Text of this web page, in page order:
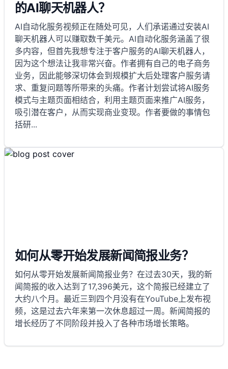
的AI聊天机器人？
AI自动化服务视频正在随处可见，人们承诺通过安装AI
聊天机器人可以赚取数千美元。AI自动化服务涵盖了很
多内容，但首先我想专注于客户服务的AI聊天机器人，
因为这个想法让我非常兴奋。作者拥有自己的电子商务
业务，因此能够深切体会到规模扩大后处理客户服务请
求、重复问题等所带来的头痛。作者计划尝试将AI服务
模式与主题页面相结合，利用主题页面来推广AI服务，
吸引潜在客户，从而实现商业变现。作者要做的事情包
括研...
如何从零开始发展新闻简报业务？
如何从零开始发展新闻简报业务？在过去30天，我的新
闻简报的收入达到了17,396美元，这个简报已经建立了
大约八个月。最近三到四个月没有在YouTube上发布视
频，这是过去六年来第一次休息超过一周。新闻简报的
增长经历了不同阶段并投入了各种市场增长策略。